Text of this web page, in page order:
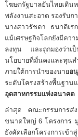
โฆษกรัฐบาลยันไทยเดิน
พลังงานสะอาด รองรับ
นางสาวรัชดา ธนาดิเร
แม้เศรษฐกิจโลกยังมีค
ลงทุน และถูกมองว่าเ
นโยบายที่มั่นคงและทุน
ภายใต้การนำของนายอ
ระดับโครงสร้างพื้นฐาน
อุตสาหกรรมแห่งอนาคต
ล่าสุด คณะกรรมการส่
ขนาดใหญ่ 6 โครงการ
ยังคัดเลือกโครงกา